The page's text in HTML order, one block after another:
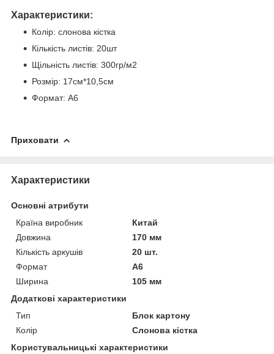
Характеристики:
Колір: слонова кістка
Кількість листів: 20шт
Щільність листів: 300гр/м2
Розмір: 17см*10,5см
Формат: А6
Приховати
Характеристики
Основні атрибути
Країна виробник
Китай
Довжина
170 мм
Кількість аркушів
20 шт.
Формат
A6
Ширина
105 мм
Додаткові характеристики
Тип
Блок картону
Колір
Слонова кістка
Користувальницькі характеристики